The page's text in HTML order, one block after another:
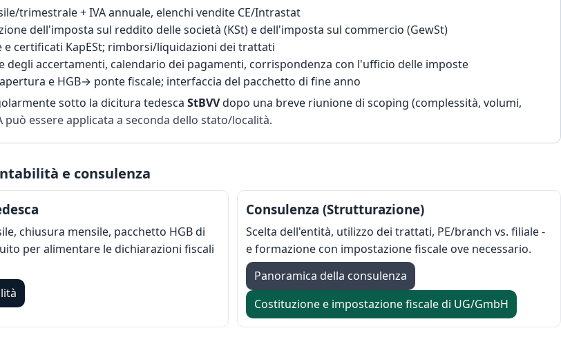
trimestrale + IVA annuale, elenchi vendite CE/Intrastat
dell'imposta sul reddito delle società (KSt) e dell'imposta sul commercio (GewSt)
e certificati KapESt; rimborsi/liquidazioni dei trattati
degli accertamenti, calendario dei pagamenti, corrispondenza con l'ufficio delle imposte
e HGB→ ponte fiscale; interfaccia del pacchetto di fine anno
sotto la dicitura tedescaStBVVdopo una breve riunione di scoping (complessità, volumi,
può essere applicata a seconda dello stato/località.
e consulenza
chiusura mensile, pacchetto HGB di
per alimentare le dichiarazioni fiscali
Consulenza (Strutturazione)
Scelta dell'entità, utilizzo dei trattati, PE/branch vs. filiale -
e formazione con impostazione fiscale ove necessario.
Panoramica della consulenza
Costituzione e impostazione fiscale di UG/GmbH